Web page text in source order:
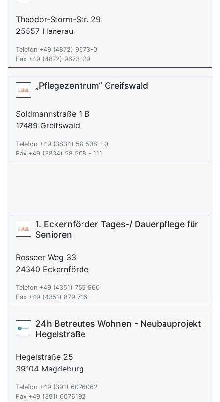
Theodor-Storm-Str. 29
25557 Hanerau
Telefon +49 (4872) 9673-0
Fax +49 (4872) 9673-29
„Pflegezentrum“ Greifswald
Soldmannstraße 1 B
17489 Greifswald
Telefon +49 (3834) 58 508 - 0
Fax +49 (3834) 58 508 - 111
1. Eckernförder Tages-/ Dauerpflege für
Senioren
Rosseer Weg 33
24340 Eckernförde
Telefon +49 (4351) 755 960
Fax +49 (4351) 879 716
24h Betreutes Wohnen - Neubauprojekt
Hegelstraße
Hegelstraße 25
39104 Magdeburg
Telefon +49 (391) 6076062
Fax +49 (391) 6076192